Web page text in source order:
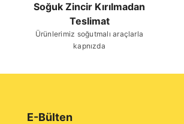
Soğuk Zincir Kırılmadan
Teslimat
Ürünlerimiz soğutmalı araçlarla
kapnızda
E-Bülten